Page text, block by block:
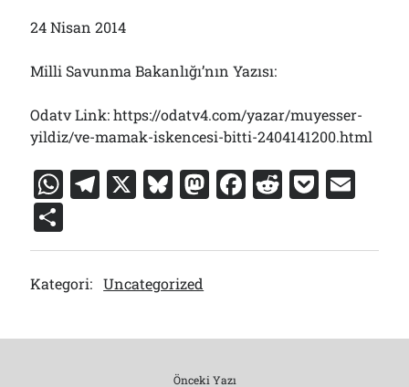
24 Nisan 2014
Milli Savunma Bakanlığı’nın Yazısı:
Odatv Link: https://odatv4.com/yazar/muyesser-
yildiz/ve-mamak-iskencesi-bitti-2404141200.html
W
at
s
A
p
T
e
gr
a
m
X Bl
e
s
k
y
M
st
o
F
c
o
R
d
P
c ai
h
ar
e
Kategori: Uncategorized
Önceki Yazı